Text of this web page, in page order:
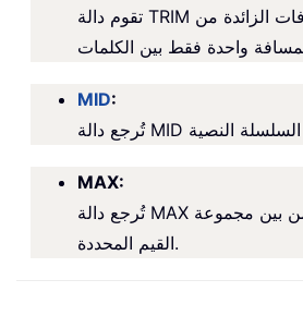
تقوم دالة TRIM بإزالة جميع المسافات الزائدة من
MID:
MAX:
تُرجع دالة MAX أكبر قيمة رقمية من بين مجموعة
القيم المحددة.